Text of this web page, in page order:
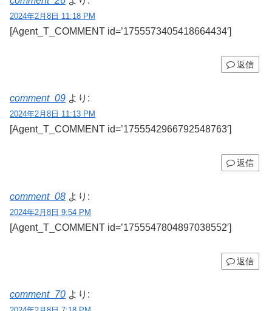
2024年2月8日 11:18 PM
[Agent_T_COMMENT id=’1755573405418664434′]
返信
comment_09 より:
2024年2月8日 11:13 PM
[Agent_T_COMMENT id=’1755542966792548763′]
返信
comment_08 より:
2024年2月8日 9:54 PM
[Agent_T_COMMENT id=’1755547804897038552′]
返信
comment_70 より: